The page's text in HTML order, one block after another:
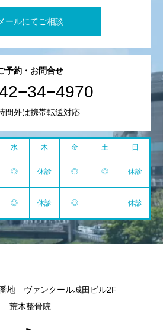
メールにてご相談
予約・お問合せ
間外は携帯転送対応
水 木 金 土 日
◎ 休診 ◎ ◎ 休診
◎ 休診 ◎ 休診
地 ヴァンクール城田ビル2F
荒木整骨院